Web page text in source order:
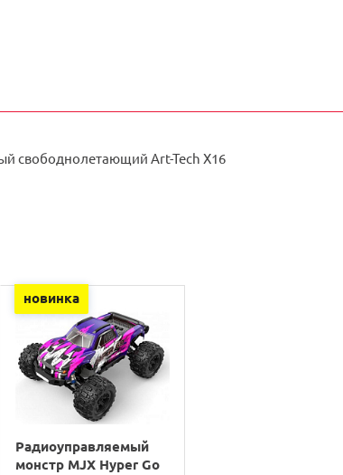
свободнолетающий Art-Tech X16
новинка
Радиоуправляемый
монстр MJX Hyper Go